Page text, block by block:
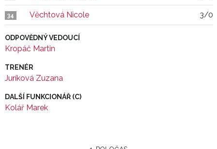
34 Věchtová Nicole 3/0
ODPOVĚDNÝ VEDOUCÍ
Kropáč Martin
TRENÉR
Juríková Zuzana
DALŠÍ FUNKCIONÁŘ (C)
Kolář Marek